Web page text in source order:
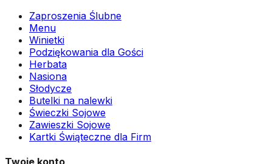
Zaproszenia Ślubne
Menu
Winietki
Podziękowania dla Gości
Herbata
Nasiona
Słodycze
Butelki na nalewki
Świeczki Sojowe
Zawieszki Sojowe
Kartki Świąteczne dla Firm
Twoje konto